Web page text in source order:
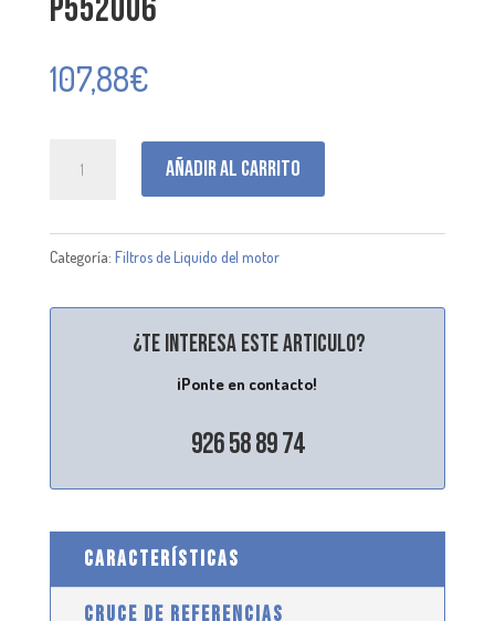
P552006
107,88€
Añadir al carrito
Categoría: Filtros de Liquido del motor
¿Te interesa este articulo?
¡Ponte en contacto!
926 58 89 74
CARACTERÍSTICAS
CRUCE DE REFERENCIAS